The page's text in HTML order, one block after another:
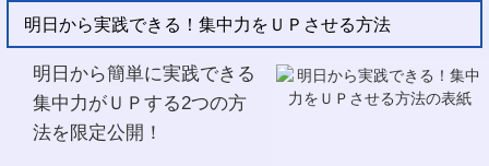
明日から実践できる！集中力をＵＰさせる方法
明日から簡単に実践できる
集中力がＵＰする2つの方
法を限定公開！